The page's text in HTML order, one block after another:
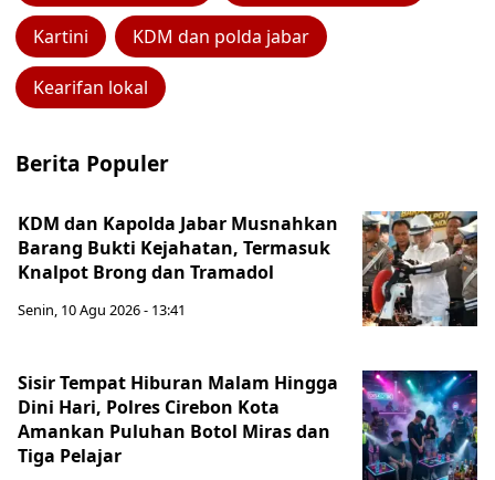
Kartini KDM dan polda jabar
Kearifan lokal
Berita Populer
KDM dan Kapolda Jabar Musnahkan
Barang Bukti Kejahatan, Termasuk
Knalpot Brong dan Tramadol
Senin, 10 Agu 2026 - 13:41
Sisir Tempat Hiburan Malam Hingga
Dini Hari, Polres Cirebon Kota
Amankan Puluhan Botol Miras dan
Tiga Pelajar